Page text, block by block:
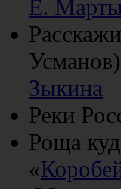
Е.
Зыкина
Реки
Роща
«